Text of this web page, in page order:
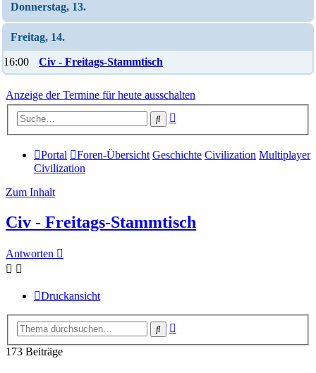
Donnerstag, 13.
Freitag, 14.
16:00 Civ - Freitags-Stammtisch
Anzeige der Termine für heute ausschalten
Suche
Portal Foren-Übersicht Geschichte Civilization Multiplayer
Civilization
Zum Inhalt
Civ - Freitags-Stammtisch
Antworten
Druckansicht
Suche
173 Beiträge